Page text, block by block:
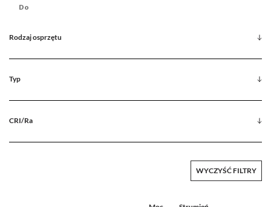
Rodzaj osprzętu
Typ
CRI/Ra
WYCZYŚĆ FILTRY